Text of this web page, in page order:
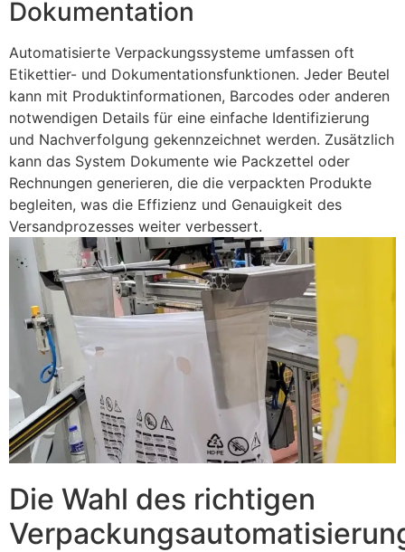
Dokumentation
Automatisierte Verpackungssysteme umfassen oft
Etikettier- und Dokumentationsfunktionen. Jeder Beutel
kann mit Produktinformationen, Barcodes oder anderen
notwendigen Details für eine einfache Identifizierung
und Nachverfolgung gekennzeichnet werden. Zusätzlich
kann das System Dokumente wie Packzettel oder
Rechnungen generieren, die die verpackten Produkte
begleiten, was die Effizienz und Genauigkeit des
Versandprozesses weiter verbessert.
Die Wahl des richtigen